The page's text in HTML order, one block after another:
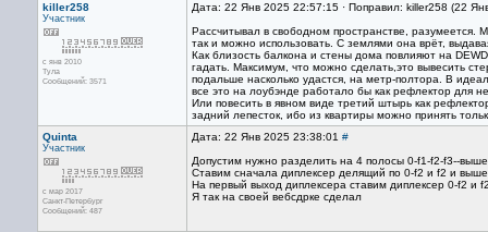
killer258
Участник
с янв 2010
Тула
Сообщений: 3571
Дата: 22 Янв 2025 22:57:15 · Поправил: killer258 (22
Рассчитывал в свободном пространстве, разумеется.
так и можно использовать. С землями она врёт,
Как близость балкона и стены дома повлияют на
гадать. Максимум, что можно сделать,это вывесить
подальше насколько удастся, на метр-полтора. В
все это на лоубэнде работало бы как рефлектор для
Или повесить в явном виде третий штырь как
задний лепесток, ибо из квартиры можно принять
Quinta
Участник
с мар 2017
Санкт-Петербург
Сообщений: 487
Дата: 22 Янв 2025 23:38:01 #
Допустим нужно разделить на 4 полосы 0-f1-f2-f3--выше
Ставим сначала диплексер делящий по 0-f2 и f2 и выше
На первый выход диплексера ставим диплексер 0-f2
Я так на своей вебсдрке сделал